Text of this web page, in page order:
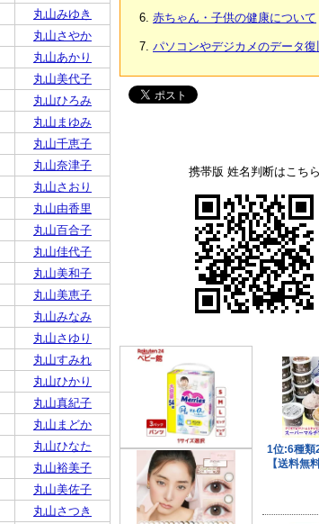
丸山みゆき
丸山さやか
丸山あかり
丸山美代子
丸山ひろみ
丸山まゆみ
丸山千恵子
丸山奈津子
丸山さおり
丸山由香里
丸山百合子
丸山佳代子
丸山美和子
丸山美恵子
丸山みなみ
丸山さゆり
丸山すみれ
丸山ひかり
丸山真紀子
丸山まどか
丸山ひなた
丸山裕美子
丸山美佐子
丸山さつき
赤ちゃん・子供の健康について
パソコンやデジカメのデータ復
携帯版 姓名判断はこちら